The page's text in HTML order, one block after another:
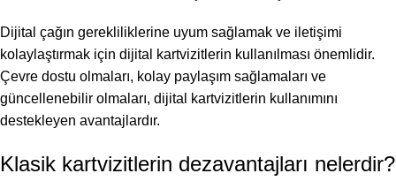
Dijital çağın gerekliliklerine uyum sağlamak ve iletişimi
kolaylaştırmak için dijital kartvizitlerin kullanılması önemlidir.
Çevre dostu olmaları, kolay paylaşım sağlamaları ve
güncellenebilir olmaları, dijital kartvizitlerin kullanımını
destekleyen avantajlardır.
Klasik kartvizitlerin dezavantajları nelerdir?